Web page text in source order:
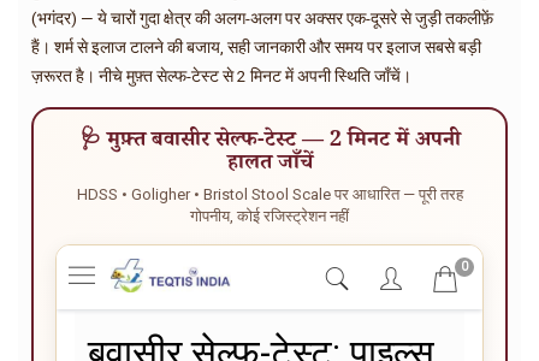
(भगंदर) — ये चारों गुदा क्षेत्र की अलग-अलग पर अक्सर एक-दूसरे से जुड़ी तकलीफ़ें
हैं। शर्म से इलाज टालने की बजाय, सही जानकारी और समय पर इलाज सबसे बड़ी
ज़रूरत है। नीचे मुफ़्त सेल्फ-टेस्ट से 2 मिनट में अपनी स्थिति जाँचें।
🩺 मुफ़्त बवासीर सेल्फ-टेस्ट — 2 मिनट में अपनी
हालत जाँचें
HDSS • Goligher • Bristol Stool Scale पर आधारित — पूरी तरह
गोपनीय, कोई रजिस्ट्रेशन नहीं